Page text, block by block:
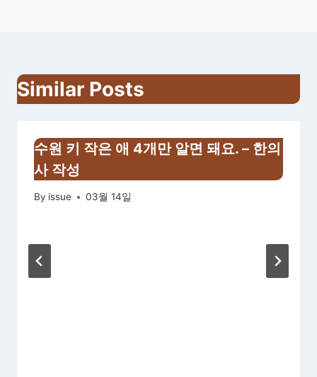
Similar Posts
수원 키 작은 애 4개만 알면 돼요. – 한의
사 작성
By issue 03월 14일